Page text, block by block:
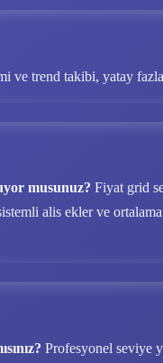
ve trend takibi, yatay
musunuz? Fiyat grid
alis ekler ve
Profesyonel seviye